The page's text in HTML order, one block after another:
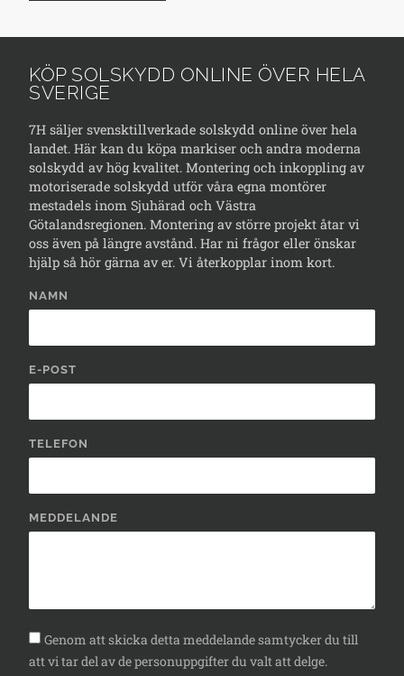
KÖP SOLSKYDD ONLINE ÖVER HELA
SVERIGE
7H säljer svensktillverkade solskydd online över hela
landet. Här kan du köpa markiser och andra moderna
solskydd av hög kvalitet. Montering och inkoppling av
motoriserade solskydd utför våra egna montörer
mestadels inom Sjuhärad och Västra
Götalandsregionen. Montering av större projekt åtar vi
oss även på längre avstånd. Har ni frågor eller önskar
hjälp så hör gärna av er. Vi återkopplar inom kort.
NAMN
E-POST
TELEFON
MEDDELANDE
Genom att skicka detta meddelande samtycker du till
att vi tar del av de personuppgifter du valt att delge.